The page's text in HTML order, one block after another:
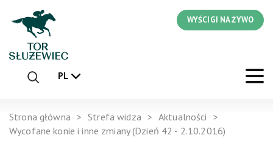
WYŚCIGI NA ŻYWO
PL
Strona główna Strefa widza
Aktualności
Wycofane konie i inne zmiany (Dzień 42 - 2.10.2016)